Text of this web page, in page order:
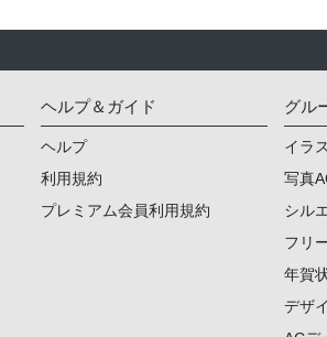
ヘルプ＆ガイド
ヘルプ
利用規約
プレミアム会員利用規約
グル
イラ
写真
シル
フリ
年賀
デザ